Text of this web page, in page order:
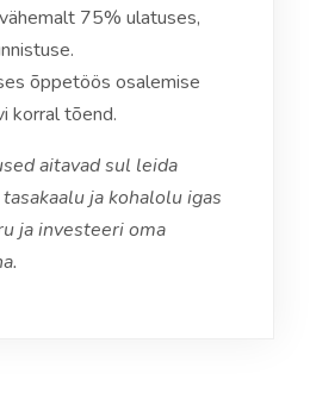
75% ulatuses,
õppetöös osalemise
korral tõend.
aitavad sul leida
ja kohalolu igas
ja investeeri oma